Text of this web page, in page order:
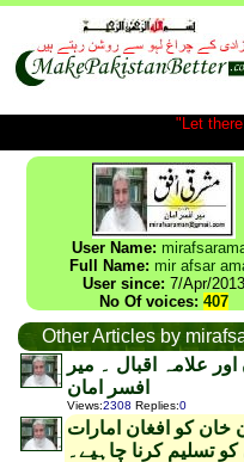
"Let
User Name:
Full Name: mir afsar
User since: 7/Apr/2013
No Of voices: 407
Other Articles by
اور علامہ اقبال ۔ میر
افسر امان
Views:2308 Replies:0
خان کو افغان امارات
کو تسلیم کرنا چاہیے۔